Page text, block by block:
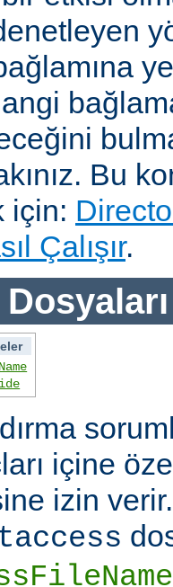
Bu
için:
Çalışır.
içine
izin